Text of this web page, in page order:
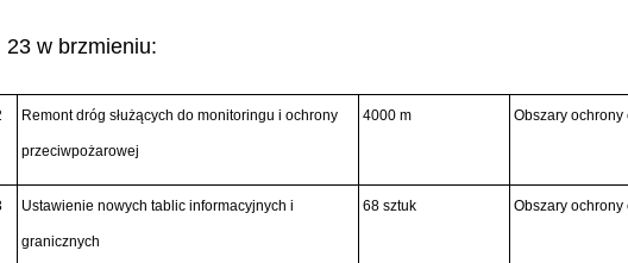
w brzmieniu:
Remont dróg służących do monitoringu i ochrony
przeciwpożarowej
4000 m Obszary ochrony
Ustawienie nowych tablic informacyjnych i
granicznych
68 sztuk Obszary ochrony